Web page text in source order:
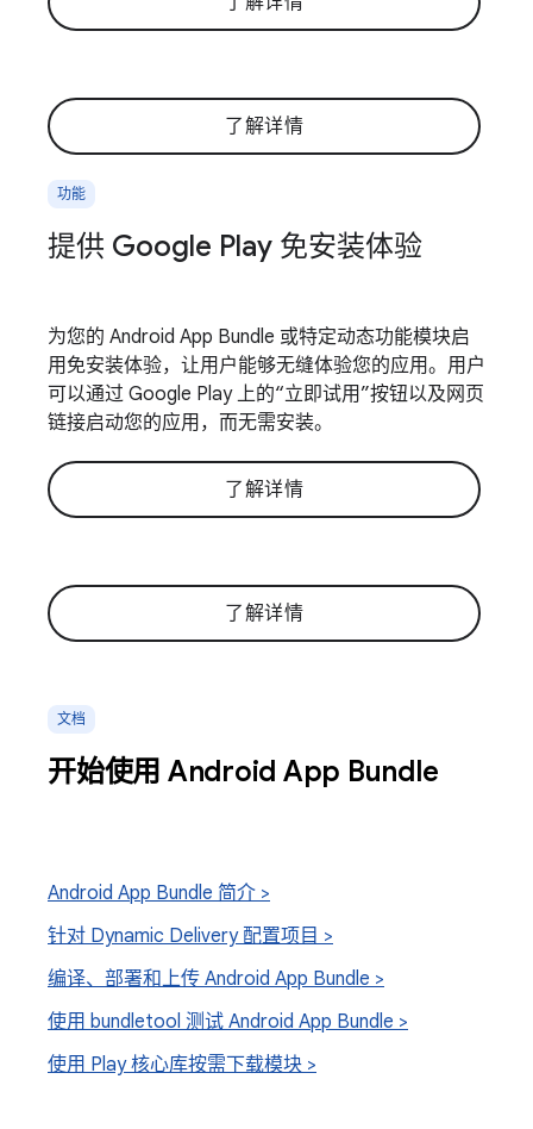
了解详情
功能
提供 Google Play 免安装体验
为您的 Android App Bundle 或特定动态功能模块启
用免安装体验，让用户能够无缝体验您的应用。用户
可以通过 Google Play 上的“立即试用”按钮以及网页
链接启动您的应用，而无需安装。
了解详情
了解详情
文档
开始使用 Android App Bundle
Android App Bundle 简介 >
针对 Dynamic Delivery 配置项目 >
编译、部署和上传 Android App Bundle >
使用 bundletool 测试 Android App Bundle >
使用 Play 核心库按需下载模块 >